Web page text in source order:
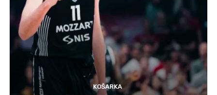
KOŠARKA